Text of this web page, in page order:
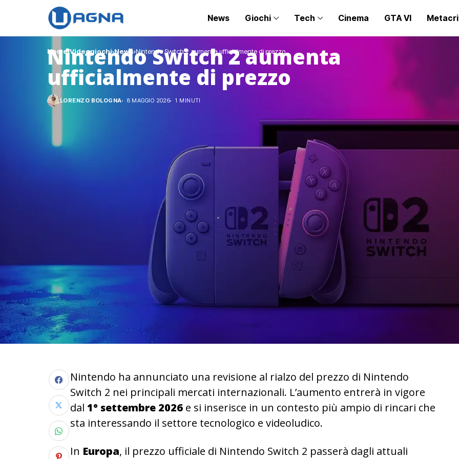
News Giochi Tech Cinema GTA VI
Home Videogiochi News Nintendo Switch 2 aumenta ufficialmente di prezzo
Nintendo Switch 2 aumenta
ufficialmente di prezzo
LORENZO BOLOGNA 8 MAGGIO 2026 1 MINUTI
Nintendo ha annunciato una revisione al rialzo del prezzo di Nintendo
Switch 2 nei principali mercati internazionali. L’aumento entrerà in vigore
dal 1° settembre 2026 e si inserisce in un contesto più ampio di rincari che
sta interessando il settore tecnologico e videoludico.
In Europa, il prezzo ufficiale di Nintendo Switch 2 passerà dagli attuali